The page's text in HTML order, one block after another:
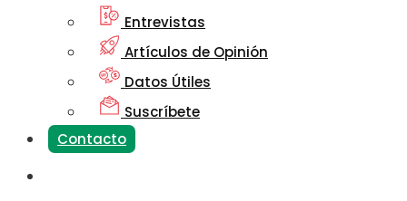
Entrevistas
Artículos de Opinión
Datos Útiles
Suscríbete
Contacto